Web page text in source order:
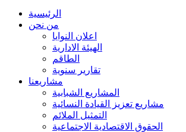
الرئيسية
من نحن
اعلان النوايا
الهيئة الادارية
الطاقم
تقارير سنوية
مشاريعنا
المشاريع الشبابية
مشاريع تعزيز القيادة النسائية
التمثيل الملائم
الحقوق الاقتصادية الاجتماعية